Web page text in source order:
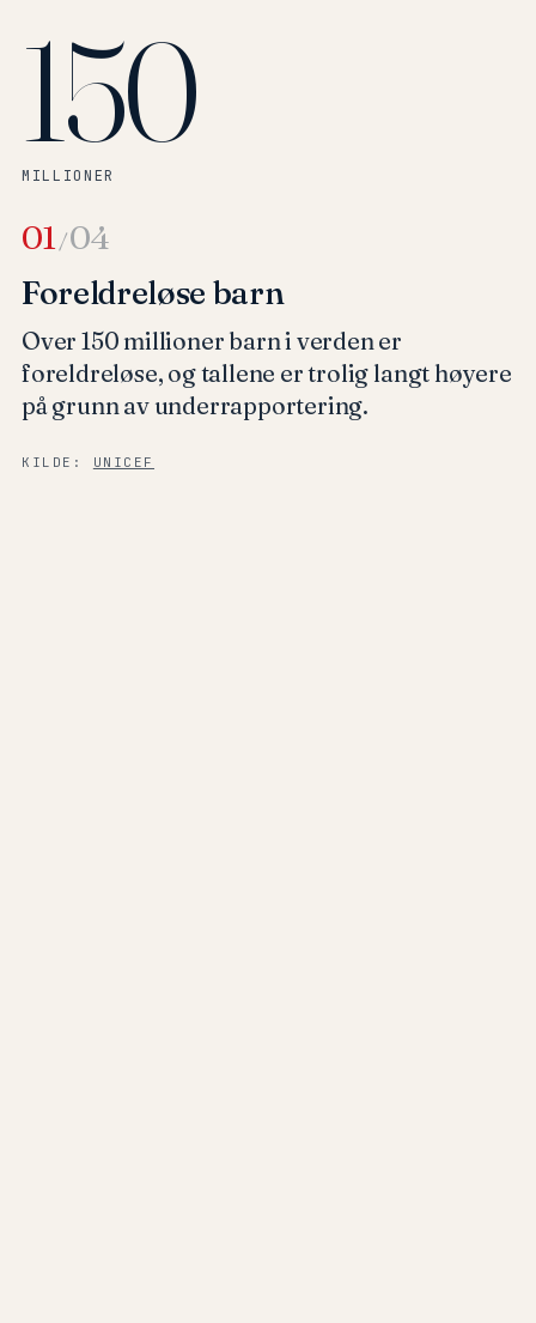
150
MILLIONER
01 /04
Foreldreløse barn
Over 150 millioner barn i verden er
foreldreløse, og tallene er trolig langt høyere
på grunn av underrapportering.
KILDE: UNICEF